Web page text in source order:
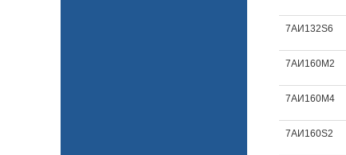
7АИ132S6
7АИ160M2
7АИ160M4
7АИ160S2